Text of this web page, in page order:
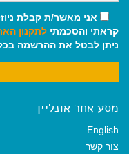
אני מאשר/ת קבלת
קראתי והסכמתי לתקנון
ניתן לבטל את ההרשמה
מסע אחר אונליין
English
צור קשר